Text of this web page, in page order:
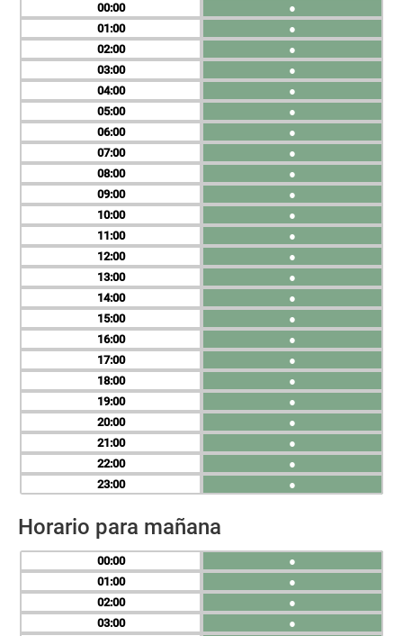
00
01
02
03
04
05
06
07
08
09
10
11
12
13
14
15
16
17
18
19
20
21
22
23
●
●
●
●
●
●
●
●
●
●
●
●
●
●
●
●
●
●
●
●
●
●
●
●
Horario para mañana
00
01
02
03
●
●
●
●